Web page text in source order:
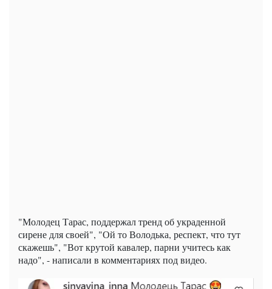
"Молодец Тарас, поддержал тренд об украденной
сирене для своей", "Ой то Володька, респект, что тут
скажешь", "Вот крутой кавалер, парни учитесь как
надо", - написали в комментариях под видео.